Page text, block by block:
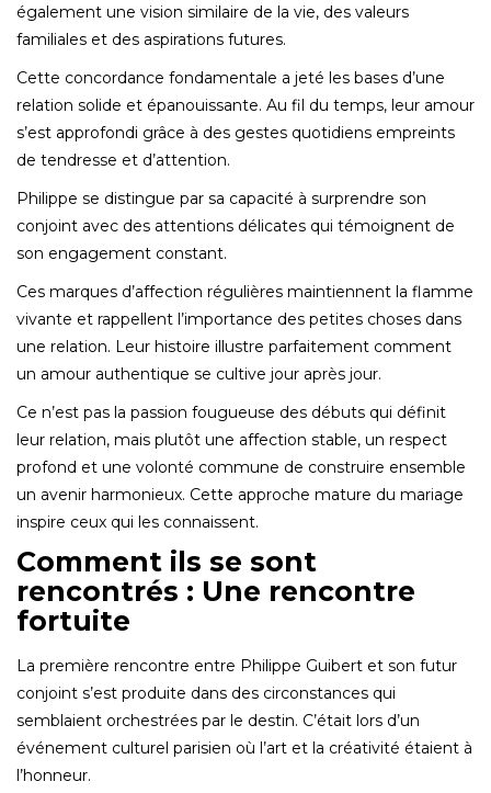
également une vision similaire de la vie, des valeurs
familiales et des aspirations futures.
Cette concordance fondamentale a jeté les bases d’une
relation solide et épanouissante. Au fil du temps, leur amour
s’est approfondi grâce à des gestes quotidiens empreints
de tendresse et d’attention.
Philippe se distingue par sa capacité à surprendre son
conjoint avec des attentions délicates qui témoignent de
son engagement constant.
Ces marques d’affection régulières maintiennent la flamme
vivante et rappellent l’importance des petites choses dans
une relation. Leur histoire illustre parfaitement comment
un amour authentique se cultive jour après jour.
Ce n’est pas la passion fougueuse des débuts qui définit
leur relation, mais plutôt une affection stable, un respect
profond et une volonté commune de construire ensemble
un avenir harmonieux. Cette approche mature du mariage
inspire ceux qui les connaissent.
Comment ils se sont
rencontrés : Une rencontre
fortuite
La première rencontre entre Philippe Guibert et son futur
conjoint s’est produite dans des circonstances qui
semblaient orchestrées par le destin. C’était lors d’un
événement culturel parisien où l’art et la créativité étaient à
l’honneur.